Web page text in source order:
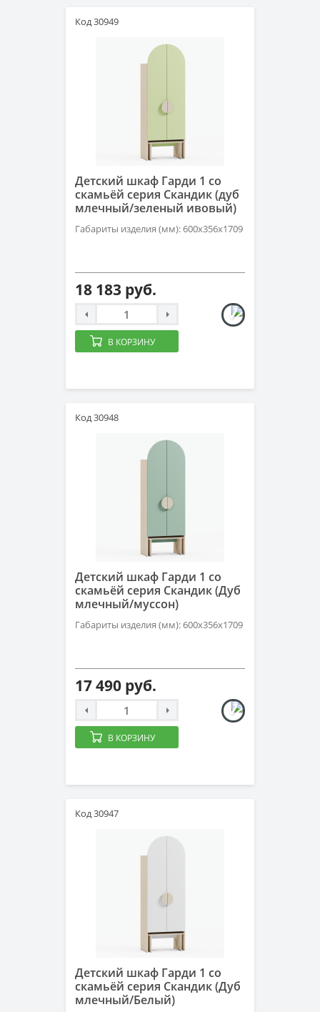
Код 30949
Детский шкаф Гарди 1 со
скамьёй серия Скандик (дуб
млечный/зеленый ивовый)
Габариты изделия (мм): 600х356х1709
18 183 руб.
В КОРЗИНУ
Код 30948
Детский шкаф Гарди 1 со
скамьёй серия Скандик (Дуб
млечный/муссон)
Габариты изделия (мм): 600х356х1709
17 490 руб.
В КОРЗИНУ
Код 30947
Детский шкаф Гарди 1 со
скамьёй серия Скандик (Дуб
млечный/Белый)